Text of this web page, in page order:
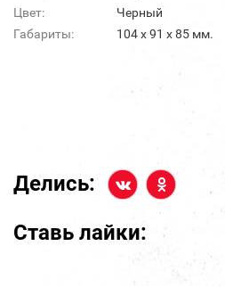
Цвет:
Черный
Габариты:
104 х 91 х 85 мм.
Делись:
Ставь лайки: